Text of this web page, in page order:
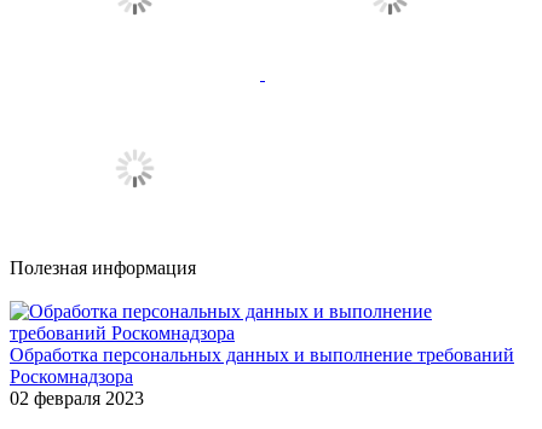
Полезная информация
Обработка персональных данных и выполнение требований
Роскомнадзора
02 февраля 2023